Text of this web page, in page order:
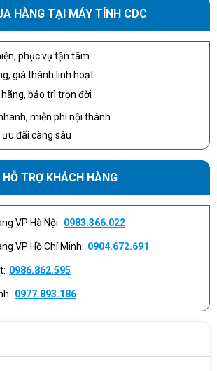
Neo 50T G4 12JB001EVA này được trang bị
gồm 4 cổng USB 2.0, 1 cổng HDMI, 1 cổng
nổi bật củaLenovo ThinkCentre Neo
Với kích thước chỉ 145 x 296 x 346 mm,
bố trí trong các không gian hạn chế mà
để đặt máy tính, giúp tạo ra một môi
gàng hơn.
HÀNG TẠI MÁY TÍNH CDC
phục vụ tận tâm
giá thành linh hoạt
bảo trì trọn đời
miễn phí nội thành
ưu đãi càng sâu
HỖ TRỢ KHÁCH HÀNG
VP Hà Nội: 0983.366.022
VP Hồ Chí Minh: 0904.672.691
0986.862.595
0977.893.186